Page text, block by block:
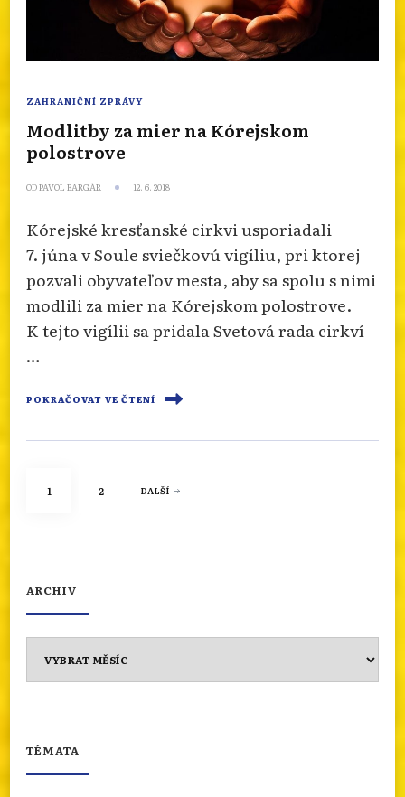
ZAHRANIČNÍ ZPRÁVY
Modlitby za mier na Kórejskom
polostrove
ODPAVOL BARGÁR 12. 6. 2018
Kórejské kresťanské cirkvi usporiadali
7. júna v Soule sviečkovú vigíliu, pri ktorej
pozvali obyvateľov mesta, aby sa spolu s nimi
modlili za mier na Kórejskom polostrove.
K tejto vigílii sa pridala Svetová rada cirkví
…
POKRAČOVAT VE ČTENÍ
Stránkování
STRÁNKA
1 STRÁNKA
2 DALŠÍ
ARCHIV
TÉMATA